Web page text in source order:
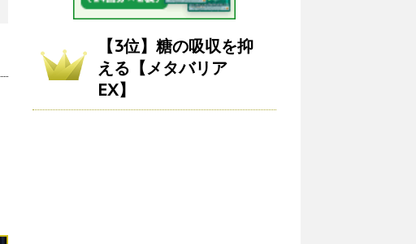
【3位】糖の吸収を抑
える【メタバリア
EX】